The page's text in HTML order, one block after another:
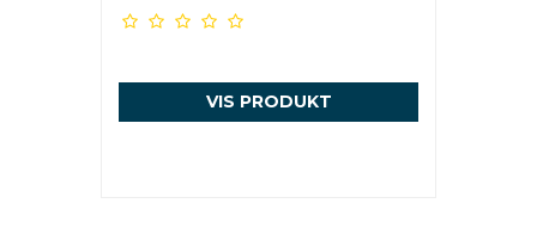
VIS PRODUKT